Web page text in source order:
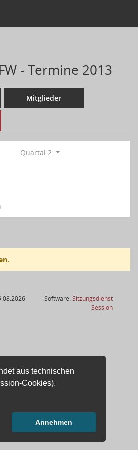
aus technischen
Cookies).
Annehmen
- Termine 2013
Mitglieder
Quartal 2
Software:Sitzungsdienst
Session(Wird in